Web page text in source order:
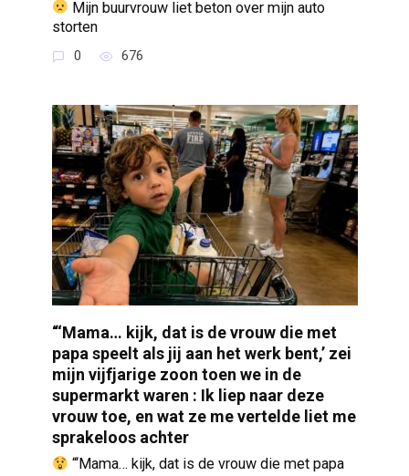
Mijn buurvrouw liet beton over mijn auto
storten
0 676
“‘Mama… kijk, dat is de vrouw die met
papa speelt als jij aan het werk bent,’ zei
mijn vijfjarige zoon toen we in de
supermarkt waren : Ik liep naar deze
vrouw toe, en wat ze me vertelde liet me
sprakeloos achter
“‘Mama… kijk, dat is de vrouw die met papa